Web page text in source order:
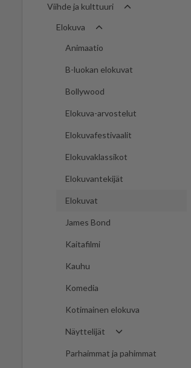
Viihde ja kulttuuri
Elokuva
Animaatio
B-luokan elokuvat
Bollywood
Elokuva-arvostelut
Elokuvafestivaalit
Elokuvaklassikot
Elokuvantekijät
Elokuvat
James Bond
Kaitafilmi
Kauhu
Komedia
Kotimainen elokuva
Näyttelijät
Parhaimmat ja pahimmat